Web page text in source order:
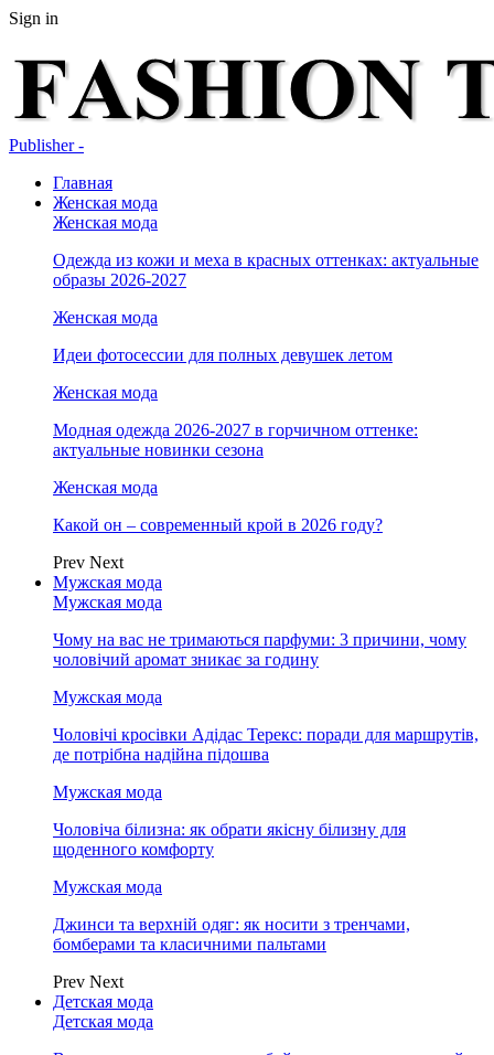
Sign in
Publisher -
Главная
Женская мода
Женская мода
Одежда из кожи и меха в красных оттенках: актуальные
образы 2026-2027
Женская мода
Идеи фотосессии для полных девушек летом
Женская мода
Модная одежда 2026-2027 в горчичном оттенке:
актуальные новинки сезона
Женская мода
Какой он – современный крой в 2026 году?
Prev Next
Мужская мода
Мужская мода
Чому на вас не тримаються парфуми: 3 причини, чому
чоловічий аромат зникає за годину
Мужская мода
Чоловічі кросівки Адідас Терекс: поради для маршрутів,
де потрібна надійна підошва
Мужская мода
Чоловіча білизна: як обрати якісну білизну для
щоденного комфорту
Мужская мода
Джинси та верхній одяг: як носити з тренчами,
бомберами та класичними пальтами
Prev Next
Детская мода
Детская мода